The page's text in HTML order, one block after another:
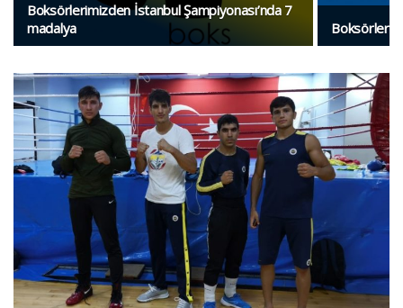
Boksörlerimizden İstanbul Şampiyonası’nda 7
madalya